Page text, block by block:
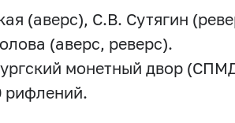
(аверс), С.В. Сутягин
(аверс, реверс).
монетный двор
рифлений.